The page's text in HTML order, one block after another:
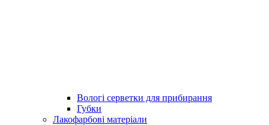
Вологі серветки для прибирання
Губки
Лакофарбові матеріали